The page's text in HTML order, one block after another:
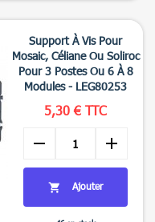
Support À Vis Pour
Mosaic, Céliane Ou Soliroc
Pour 3 Postes Ou 6 À 8
Modules - LEG80253
5,30 € TTC
remove add
 Ajouter